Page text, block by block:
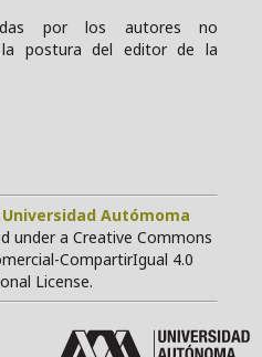
por los autores no
la postura del editor de la
Universidad Autómoma
under a Creative Commons
CompartirIgual 4.0
License.